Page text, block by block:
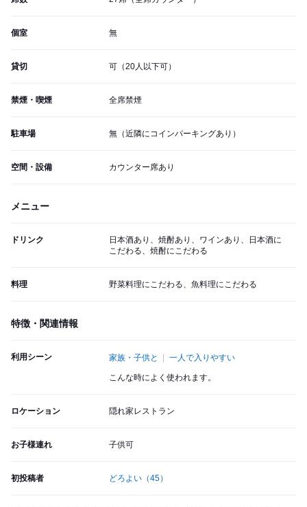
個室 無
貸切 可（20人以下可）
禁煙・喫煙 全席禁煙
駐車場 無（近隣にコインパーキングあり）
空間・設備 カウンター席あり
メニュー
ドリンク
日本酒あり、焼酎あり、ワインあり、日本酒に
こだわる、焼酎にこだわる
料理 野菜料理にこだわる、魚料理にこだわる
特徴・関連情報
利用シーン 家族・子供と 一人で入りやすい
こんな時によく使われます。
ロケーション 隠れ家レストラン
お子様連れ 子供可
初投稿者 どろよい （45）